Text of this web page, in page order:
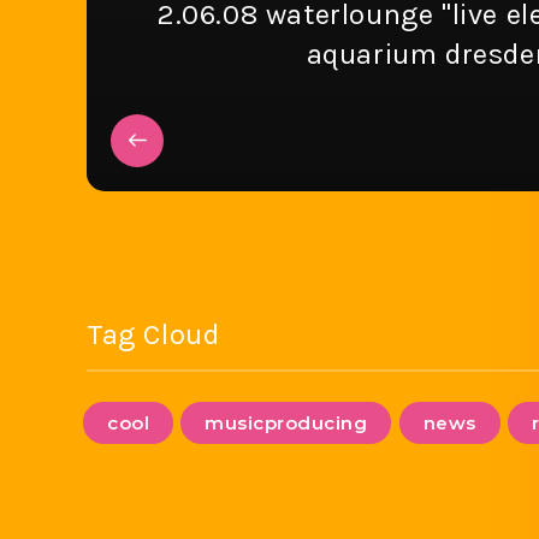
2.06.08 waterlounge "live
aquarium
Tag Cloud
cool musicproducing news